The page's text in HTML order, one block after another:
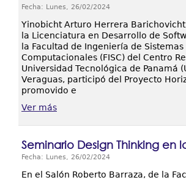
Fecha: Lunes, 26/02/2024
Yinobicht Arturo Herrera
la Licenciatura en Desarrollo de
la Facultad de Ingeniería de Sistemas
Computacionales (FISC) del Centro
Universidad Tecnológica de Panamá
Veraguas, participó del Proyecto
promovido e
Ver más
Seminario Design Thinking en
Fecha: Lunes, 26/02/2024
En el Salón Roberto Barraza, de la